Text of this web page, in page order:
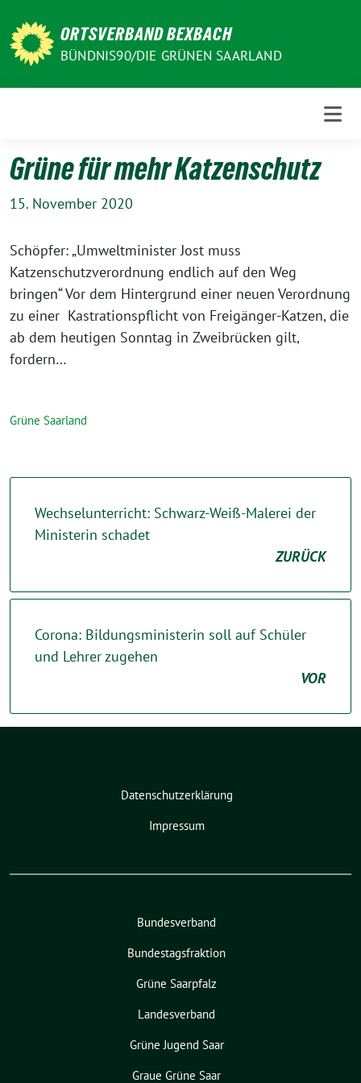
zum
Inhalt
ORTSVERBAND BEXBACH
BÜNDNIS90/DIE GRÜNEN SAARLAND
Grüne für mehr Katzenschutz
15. November 2020
Schöpfer: „Umweltminister Jost muss
Katzenschutzverordnung endlich auf den Weg
bringen“ Vor dem Hintergrund einer neuen Verordnung
zu einer Kastrationspflicht von Freigänger-Katzen, die
ab dem heutigen Sonntag in Zweibrücken gilt,
fordern…
Grüne Saarland
Wechselunterricht: Schwarz-Weiß-Malerei der
Ministerin schadet
ZURÜCK
Corona: Bildungsministerin soll auf Schüler
und Lehrer zugehen
VOR
Datenschutzerklärung
Impressum
Bundesverband
Bundestagsfraktion
Grüne Saarpfalz
Landesverband
Grüne Jugend Saar
Graue Grüne Saar